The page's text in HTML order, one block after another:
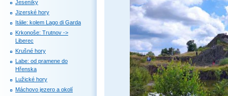
Jeseníky
Jizerské hory
Itálie: kolem Lago di Garda
Krkonoše: Trutnov ->
Liberec
Krušné hory
Labe: od pramene do
Hřenska
Lužické hory
Máchovo jezero a okolí